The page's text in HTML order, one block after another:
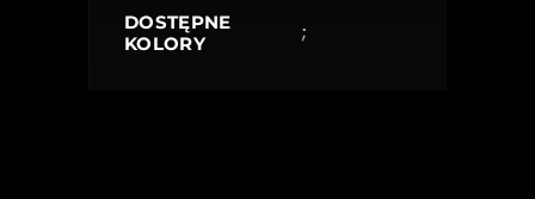
DOSTĘPNE
KOLORY
;